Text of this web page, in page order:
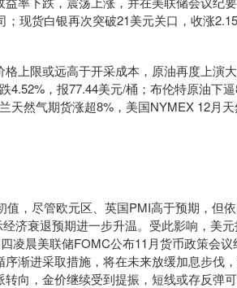
现货白银再次突破21美元关口，收涨
限或远高于开采成本，原油再度上演
4.52%，报77.44美元/桶；布伦特原油下
天然气期货涨超8%，美国NYMEX 12月天
，尽管欧元区、英国PMI高于预期，但
济衰退预期进一步升温。受此影响，美
凌晨美联储FOMC公布11月货币政策会
渐进采取措施，将在未来放缓加息步伐
向，金价继续受到提振，短线或存反弹可